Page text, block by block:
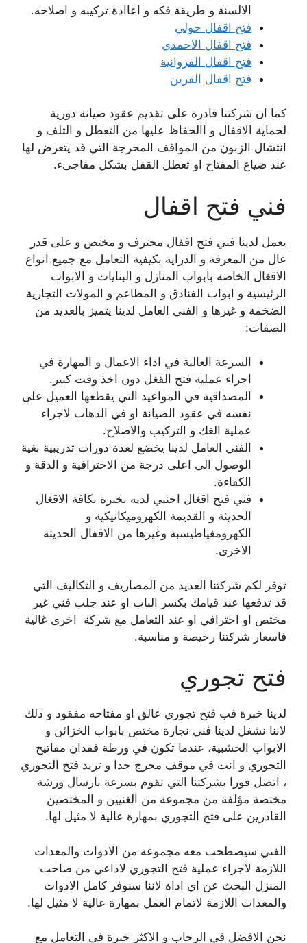
الالسنة و طريقة فكه و اعاادة تركيبه و اصلاحه.
فتح اقفال حولي
فتح اقفال الاحمدي
فتح اقفال الفروانية
فتح اقفال القرين
كما ان شركتنا قادرة على تقديم عقود صيانة دورية
لحماية الاقفال و االحفاظ عليها من التعطل و التلف و
انتشال الزبون من المواقف المحرجة التي قد يتعرض لها
عند ضياع المفتاح او تعطل القفل بشكل مفاجىء.
فني فتح اقفال
يعمل لدينا فني فتح اقفال محترف و مختص و على قدر
عال من المعرفة و الدراية بكيفية التعامل مع جميع انواع
الاقغال الخاصة بابواب المنازل و البنايات و الابواب
الرئيسية و ابواب الفنادق و المطاعم و المولات التجارية
الضخمة و غيرها و الفني العامل لدينا يتميز بالعديد من
الصفات:
السرعة العالية في اداء الاعمال و المهارة في
اجراء عملية فتح القغل دون اخذ وقت كبير.
المصداقية في المواعيد التي يقطعها العميل على
نفسه في عقود الصيانة او في الذهاب لاجراء
عملية الغك و التركيب والاصلاح.
الفني العامل لدينا يخضع لعدة دورات تدريبية بغية
الوصول الى اعلى درجة من الاحترافية و الدقة و
الكفاءة.
فني فتح اقغال اجنبي لديه بخبرة بكافة الاقغال
الحديثة و القديمة الكهروميكانيكية و
الكهرومغياطيسبة وغيرها من الاقفال الحديثة
الاخرى.
توفر لكم شركتنا العديد من المصاريف و التكاليف التي
قد تدفعها عند قيامك بكسر الباب او عند جلب فني غير
مختص او احترافي او عند التعامل مع شركة اخرى غالية
فاسعار شركتنا رخيصة و مناسبة.
فتح تجوري
لدينا خبرة فب فتح تجوري عالق او مفتاحه مفقود و ذلك
لاننا نشغل لدينا فني نجارة مختص بابواب الخزائن و
الابواب الخشبية، عندما تكون في ورطة فقدان مفاتيح
التجوري و انت في موقف محرج جدا و تريد فتح التجوري
، اتصل فورا بشركتنا التي تقوم بسرعة بارسال ورشة
مختصة مؤلفة من مجموعة من الغنيين و المختصين
القادرين على فتح التجوري بمهارة عالية لا مثيل لها.
الفني سيصطحب معه مجموعة من الادوات والمعدات
اللازمة لاجراء عملية فتح التجوري لاداعي من صاحب
المنزل البحث عن اي اداة لاننا سنوفر كامل الادوات
والمعدات اللازمة لاتمام العمل بمهارة عالية لا مثيل لها.
نحن الافضل في الرحاب و الاكثر خبرة في التعامل مع